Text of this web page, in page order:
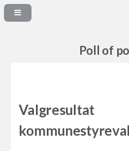
Poll of
Valgresultat